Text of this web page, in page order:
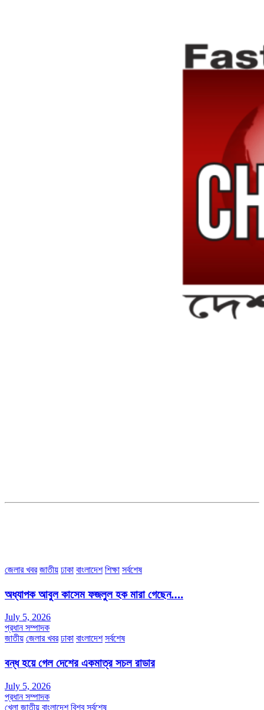
জেলার খবর জাতীয় ঢাকা বাংলাদেশ শিক্ষা সর্বশেষ
অধ্যাপক আবুল কাসেম ফজলুল হক মারা গেছেন….
July 5, 2026
প্রধান সম্পাদক
জাতীয় জেলার খবর ঢাকা বাংলাদেশ সর্বশেষ
বন্ধ হয়ে গেল দেশের একমাত্র সচল রাডার
July 5, 2026
প্রধান সম্পাদক
খেলা জাতীয় বাংলাদেশ বিশ্ব সর্বশেষ